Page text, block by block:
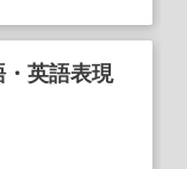
・英語表現